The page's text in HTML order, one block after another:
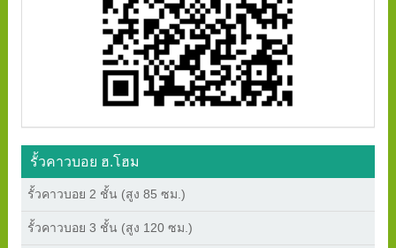
รั้วคาวบอย ฮ.โฮม
รั้วคาวบอย 2 ชั้น (สูง 85 ซม.)
รั้วคาวบอย 3 ชั้น (สูง 120 ซม.)